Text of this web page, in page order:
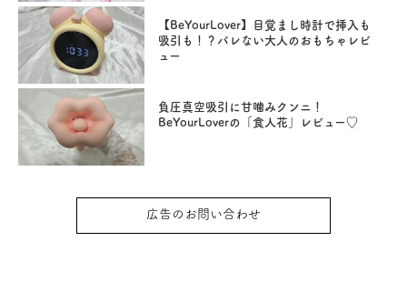
【BeYourLover】目覚まし時計で挿入も
吸引も！？バレない大人のおもちゃレビ
ュー
負圧真空吸引に甘噛みクンニ！
BeYourLoverの「食人花」レビュー♡
広告のお問い合わせ